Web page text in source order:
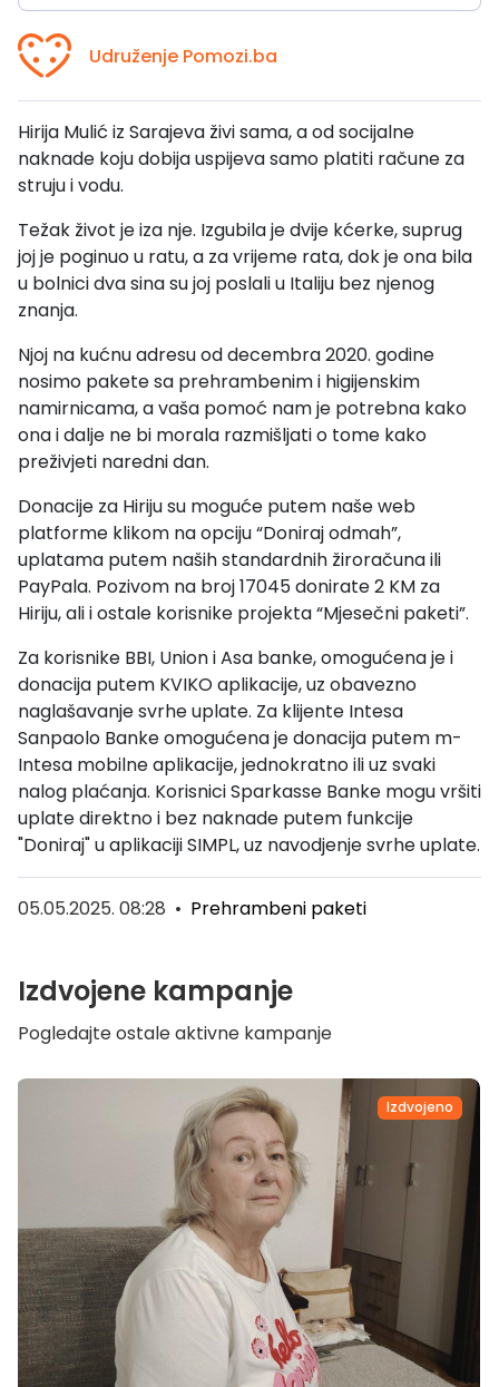
Udruženje Pomozi.ba
Hirija Mulić iz Sarajeva živi sama, a od socijalne
naknade koju dobija uspijeva samo platiti račune za
struju i vodu.
Težak život je iza nje. Izgubila je dvije kćerke, suprug
joj je poginuo u ratu, a za vrijeme rata, dok je ona bila
u bolnici dva sina su joj poslali u Italiju bez njenog
znanja.
Njoj na kućnu adresu od decembra 2020. godine
nosimo pakete sa prehrambenim i higijenskim
namirnicama, a vaša pomoć nam je potrebna kako
ona i dalje ne bi morala razmišljati o tome kako
preživjeti naredni dan.
Donacije za Hiriju su moguće putem naše web
platforme klikom na opciju “Doniraj odmah”,
uplatama putem naših standardnih žiroračuna ili
PayPala. Pozivom na broj 17045 donirate 2 KM za
Hiriju, ali i ostale korisnike projekta “Mjesečni paketi”.
Za korisnike BBI, Union i Asa banke, omogućena je i
donacija putem KVIKO aplikacije, uz obavezno
naglašavanje svrhe uplate. Za klijente Intesa
Sanpaolo Banke omogućena je donacija putem m-
Intesa mobilne aplikacije, jednokratno ili uz svaki
nalog plaćanja. Korisnici Sparkasse Banke mogu vršiti
uplate direktno i bez naknade putem funkcije
"Doniraj" u aplikaciji SIMPL, uz navodjenje svrhe uplate.
05.05.2025. 08:28 • Prehrambeni paketi
Izdvojene kampanje
Pogledajte ostale aktivne kampanje
Izdvojeno